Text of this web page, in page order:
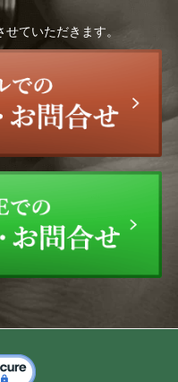
ていただきます。